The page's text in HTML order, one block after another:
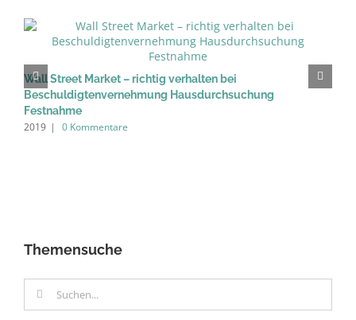
Wall Street Market – richtig verhalten bei
Beschuldigtenvernehmung Hausdurchsuchung
Festnahme
2019 | 0 Kommentare
Themensuche
Suche
nach: